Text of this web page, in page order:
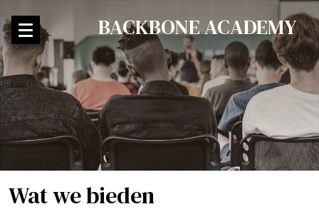
BACKBONE ACADEMY
Wat we bieden